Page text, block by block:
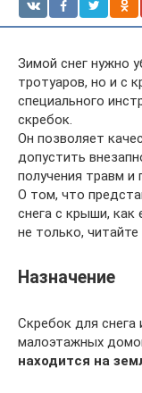
Зимой снег нужно
тротуаров, но и с
специального
скребок.
Он позволяет
допустить
получения травм
О том, что
снега с крыши, как
не только, читайте
Назначение
Скребок для снега
малоэтажных
находится на